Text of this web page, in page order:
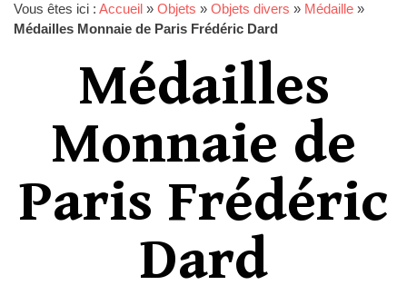
Vous êtes ici : Accueil » Objets » Objets divers » Médaille »
Médailles Monnaie de Paris Frédéric Dard
Médailles
Monnaie de
Paris Frédéric
Dard